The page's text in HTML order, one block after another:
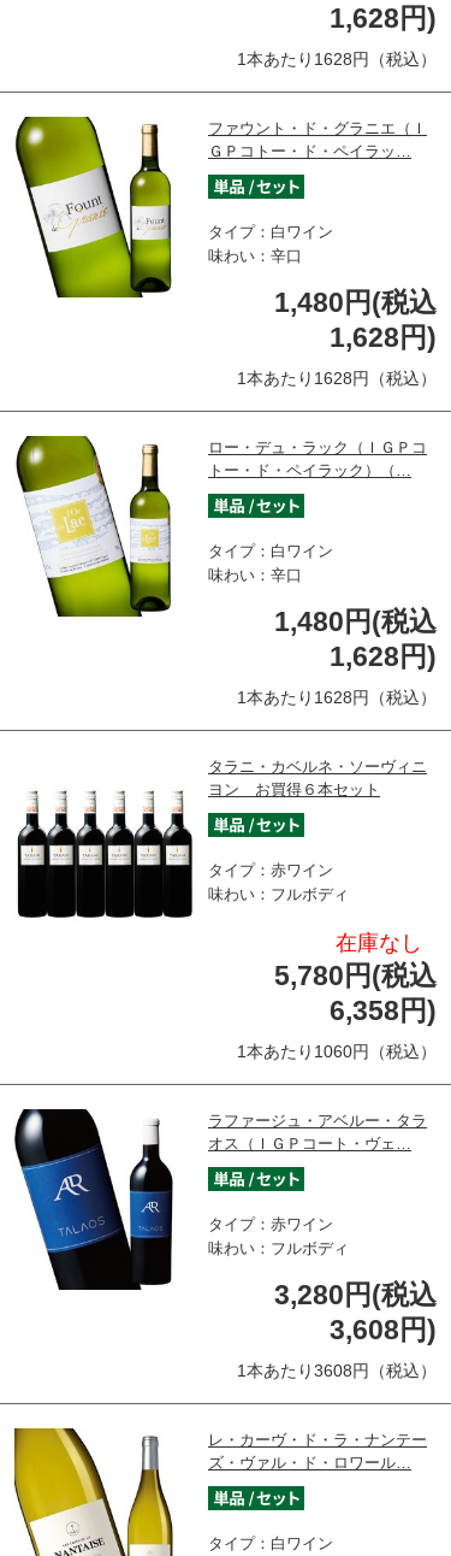
1,628円)
1本あたり1628円（税込）
ファウント・ド・グラニエ（Ｉ
ＧＰコトー・ド・ペイラッ…
タイプ：白ワイン
味わい：辛口
1,480円(税込
1,628円)
1本あたり1628円（税込）
ロー・デュ・ラック（ＩＧＰコ
トー・ド・ペイラック）（…
タイプ：白ワイン
味わい：辛口
1,480円(税込
1,628円)
1本あたり1628円（税込）
タラニ・カベルネ・ソーヴィニ
ヨン お買得６本セット
タイプ：赤ワイン
味わい：フルボディ
在庫なし
5,780円(税込
6,358円)
1本あたり1060円（税込）
ラファージュ・アベルー・タラ
オス（ＩＧＰコート・ヴェ…
タイプ：赤ワイン
味わい：フルボディ
3,280円(税込
3,608円)
1本あたり3608円（税込）
レ・カーヴ・ド・ラ・ナンテー
ズ・ヴァル・ド・ロワール…
タイプ：白ワイン